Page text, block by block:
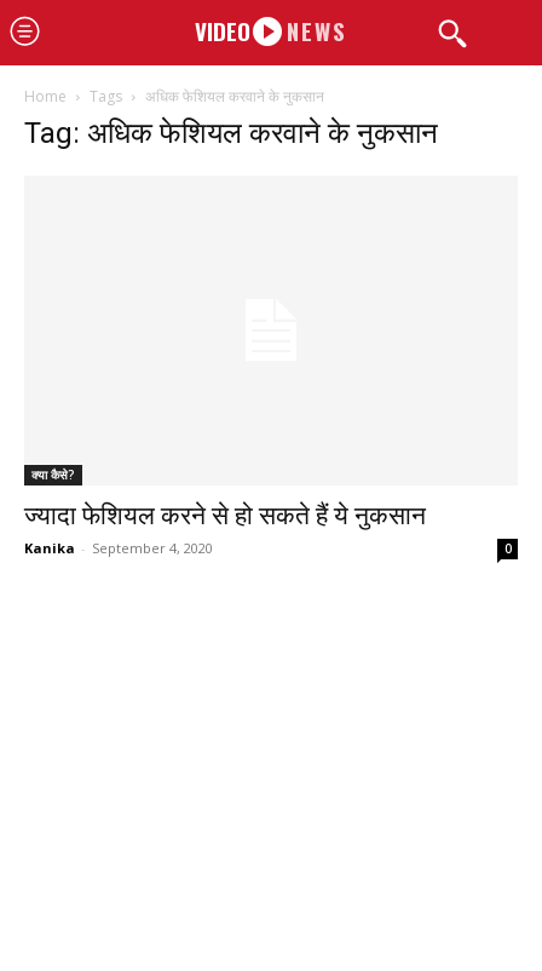
VIDEO NEWS
Home Tags अधिक फेशियल करवाने के नुकसान
Tag: अधिक फेशियल करवाने के नुकसान
क्या कैसे?
ज्यादा फेशियल करने से हो सकते हैं ये नुकसान
Kanika - September 4, 2020 0